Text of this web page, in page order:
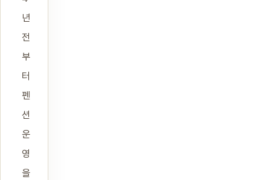
년
전
부
터
펜
션
운
영
을